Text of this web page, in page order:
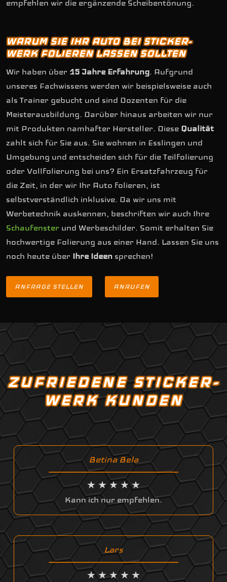
empfehlen wir die ergänzende Scheibentönung.
WARUM SIE IHR AUTO BEI STICKER-
WERK FOLIEREN LASSEN SOLLTEN
Wir haben über 15 Jahre Erfahrung. Aufgrund
unseres Fachwissens werden wir beispielsweise auch
als Trainer gebucht und sind Dozenten für die
Meisterausbildung. Darüber hinaus arbeiten wir nur
mit Produkten namhafter Hersteller. Diese Qualität
zahlt sich für Sie aus. Sie wohnen in Esslingen und
Umgebung und entscheiden sich für die Teilfolierung
oder Vollfolierung bei uns? Ein Ersatzfahrzeug für
die Zeit, in der wir Ihr Auto folieren, ist
selbstverständlich inklusive. Da wir uns mit
Werbetechnik auskennen, beschriften wir auch Ihre
Schaufenster und Werbeschilder. Somit erhalten Sie
hochwertige Folierung aus einer Hand. Lassen Sie uns
noch heute über Ihre Ideensprechen!
ANFRAGE STELLEN ANRUFEN
ZUFRIEDENE STICKER-
WERK KUNDEN
Betina Bela
★ ★ ★ ★ ★
Kann ich nur empfehlen.
Lars
★ ★ ★ ★ ★